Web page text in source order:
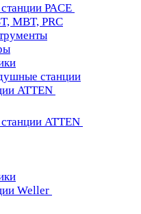
PACE
MBT, PRC
станции
ATTEN
ATTEN
Weller